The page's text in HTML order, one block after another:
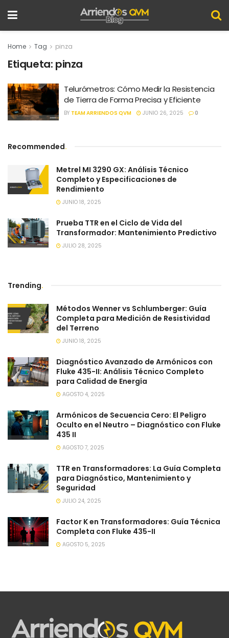
Home Tag pinza
Etiqueta: pinza
Telurómetros: Cómo Medir la Resistencia
de Tierra de Forma Precisa y Eficiente
BY TEAM ARRIENDOS QVM JUNIO 26, 2025 0
Recommended.
Metrel MI 3290 GX: Análisis Técnico
Completo y Especificaciones de
Rendimiento
JUNIO 18, 2025
Prueba TTR en el Ciclo de Vida del
Transformador: Mantenimiento Predictivo
JULIO 28, 2025
Trending.
Métodos Wenner vs Schlumberger: Guía
Completa para Medición de Resistividad
del Terreno
JUNIO 18, 2025
Diagnóstico Avanzado de Armónicos con
Fluke 435-II: Análisis Técnico Completo
para Calidad de Energía
AGOSTO 4, 2025
Armónicos de Secuencia Cero: El Peligro
Oculto en el Neutro – Diagnóstico con Fluke
435 II
AGOSTO 7, 2025
TTR en Transformadores: La Guía Completa
para Diagnóstico, Mantenimiento y
Seguridad
JULIO 24, 2025
Factor K en Transformadores: Guía Técnica
Completa con Fluke 435-II
AGOSTO 5, 2025